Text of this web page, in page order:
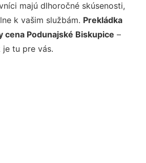
majú dlhoročné skúsenosti,
k vašim službám. Prekládka
Podunajské Biskupice –
tu pre vás.